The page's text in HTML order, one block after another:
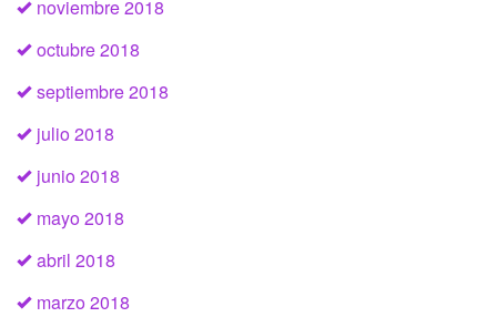
noviembre 2018
octubre 2018
septiembre 2018
julio 2018
junio 2018
mayo 2018
abril 2018
marzo 2018